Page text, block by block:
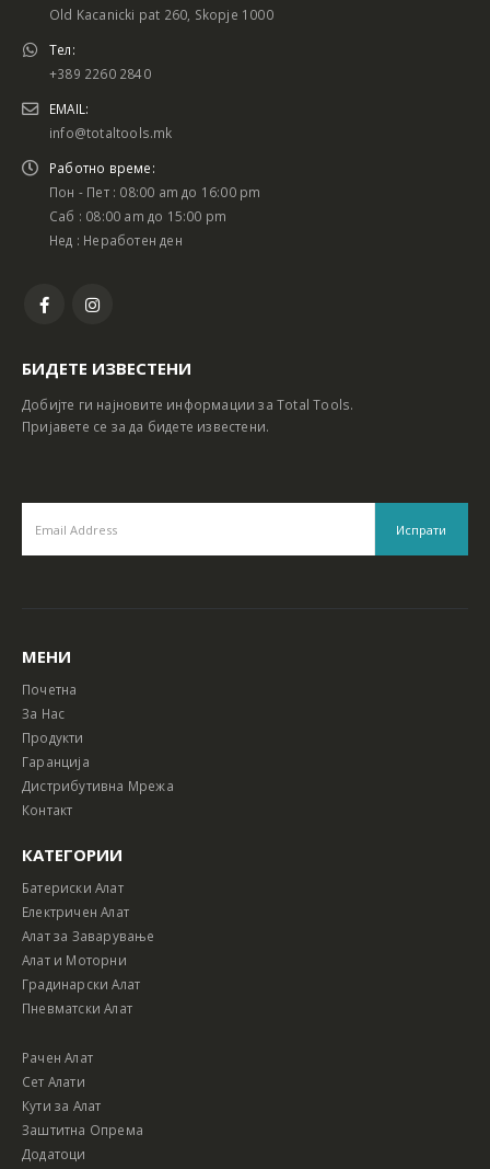
Батериски сет Ротирачки Чекан и Бормашина 20V
Old Kacanicki pat 260, Skopje 1000
Тел:
+389 2260 2840
EMAIL:
info@totaltools.mk
Работно време:
Пон - Пет : 08:00 am до 16:00 pm
Саб : 08:00 am до 15:00 pm
Нед : Неработен ден
БИДЕТЕ ИЗВЕСТЕНИ
Добијте ги најновите информации за Total Tools.
Пријавете се за да бидете известени.
МЕНИ
Почетна
За Нас
Продукти
Гаранција
Дистрибутивна Мрежа
Контакт
КАТЕГОРИИ
Батериски Алат
Електричен Алат
Алат за Заварување
Алат и Моторни
Градинарски Алат
Пневматски Алат
Рачен Алат
Сет Алати
Кути за Алат
Заштитна Опрема
Додатоци